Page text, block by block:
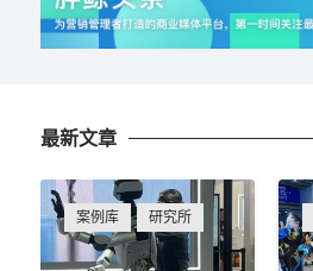
最新文章
案例库 研究所